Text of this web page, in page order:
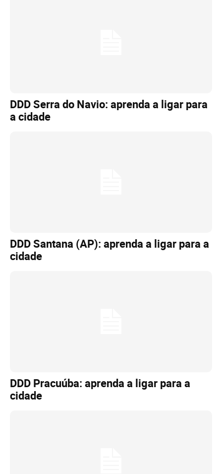
DDD Serra do Navio: aprenda a ligar para
a cidade
DDD Santana (AP): aprenda a ligar para a
cidade
DDD Pracuúba: aprenda a ligar para a
cidade